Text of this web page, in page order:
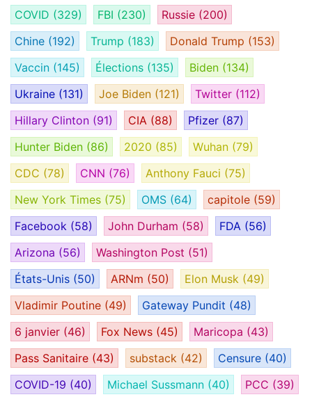
COVID (329) FBI (230) Russie (200)
Chine (192) Trump (183) Donald Trump (153)
Vaccin (145) Élections (135) Biden (134)
Ukraine (131) Joe Biden (121) Twitter (112)
Hillary Clinton (91) CIA (88) Pfizer (87)
Hunter Biden (86) 2020 (85) Wuhan (79)
CDC (78) CNN (76) Anthony Fauci (75)
New York Times (75) OMS (64) capitole (59)
Facebook (58) John Durham (58) FDA (56)
Arizona (56) Washington Post (51)
États-Unis (50) ARNm (50) Elon Musk (49)
Vladimir Poutine (49) Gateway Pundit (48)
6 janvier (46) Fox News (45) Maricopa (43)
Pass Sanitaire (43) substack (42) Censure (40)
COVID-19 (40) Michael Sussmann (40) PCC (39)